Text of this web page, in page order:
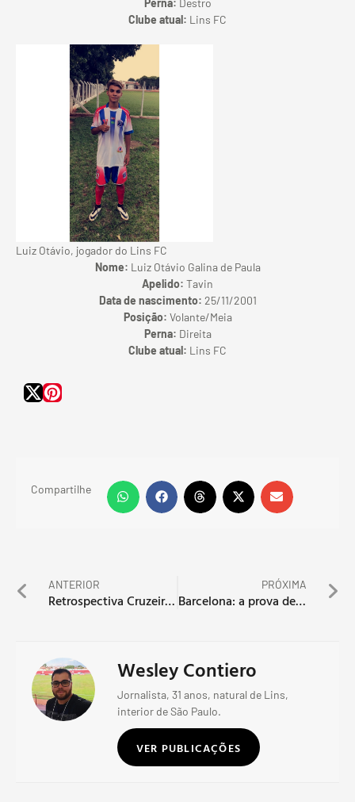
Perna: Destro
Clube atual: Lins FC
Luiz Otávio, jogador do Lins FC
Nome: Luiz Otávio Galina de Paula
Apelido: Tavin
Data de nascimento: 25/11/2001
Posição: Volante/Meia
Perna: Direita
Clube atual: Lins FC
Compartilhe
ANTERIOR
Retrospectiva Cruzeiro 2016: um ano para se esquecer
PRÓXIMA
Barcelona: a prova de amor quando você mais precisa
Wesley Contiero
Jornalista, 31 anos, natural de Lins,
interior de São Paulo.
VER PUBLICAÇÕES